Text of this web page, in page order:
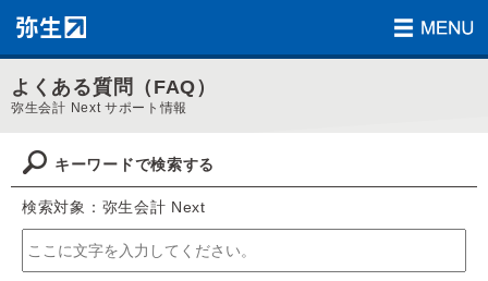
よくある質問（FAQ）
弥生会計 Next サポート情報
キーワードで検索する
検索対象：弥生会計 Next